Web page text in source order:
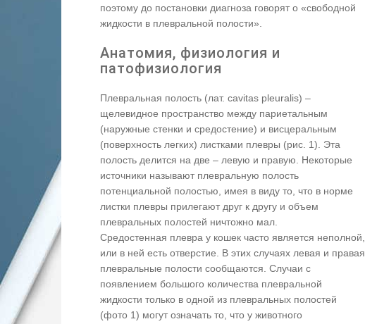
поэтому до постановки диагноза говорят о «свободной
жидкости в плевральной полости».
Анатомия, физиология и
патофизиология
Плевральная полость (лат. cavitas pleuralis) –
щелевидное пространство между париетальным
(наружные стенки и средостение) и висцеральным
(поверхность легких) листками плевры (рис. 1). Эта
полость делится на две – левую и правую. Некоторые
источники называют плевральную полость
потенциальной полостью, имея в виду то, что в норме
листки плевры прилегают друг к другу и объем
плевральных полостей ничтожно мал.
Средостенная плевра у кошек часто является неполной,
или в ней есть отверстие. В этих случаях левая и правая
плевральные полости сообщаются. Случаи с
появлением большого количества плевральной
жидкости только в одной из плевральных полостей
(фото 1) могут означать то, что у животного